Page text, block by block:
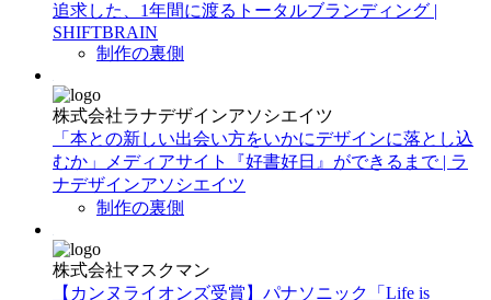
追求した、1年間に渡るトータルブランディング |
SHIFTBRAIN
制作の裏側
株式会社ラナデザインアソシエイツ
「本との新しい出会い方をいかにデザインに落とし込
むか」メディアサイト『好書好日』ができるまで | ラ
ナデザインアソシエイツ
制作の裏側
株式会社マスクマン
【カンヌライオンズ受賞】パナソニック「Life is